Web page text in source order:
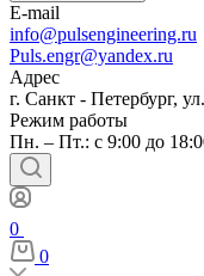
E-mail
info@pulsengineering.ru
Puls.engr@yandex.ru
Адрес
г. Санкт - Петербург,
Режим работы
Пн. – Пт.: с 9:00 до
0
0